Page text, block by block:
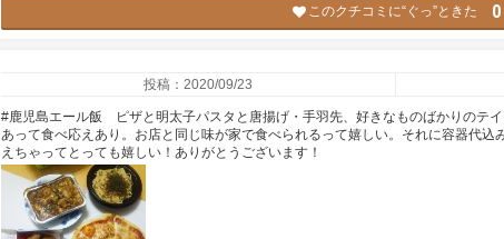
このクチコミに“ぐっ”ときた 0
投稿：2020/09/23
#鹿児島エール飯 ピザと明太子パスタと唐揚げ・手羽先、好きなものばかりのテ
あって食べ応えあり。お店と同じ味が家で食べられるって嬉しい。それに容器代込
えちゃってとっても嬉しい！ありがとうございます！